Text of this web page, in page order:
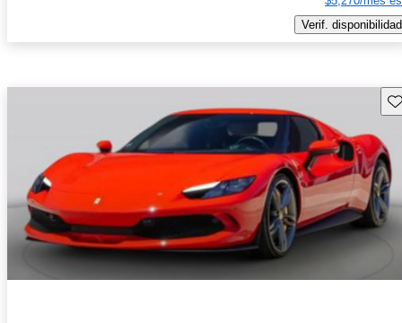
Verif. disponibilidad